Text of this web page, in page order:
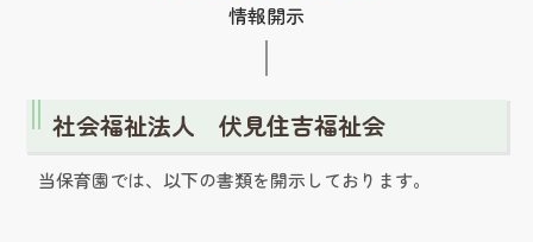
情報開示
社会福祉法人 伏見住吉福祉会
当保育園では、以下の書類を開示しております。